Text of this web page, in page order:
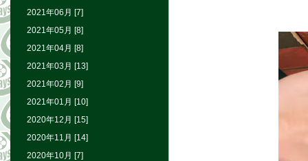
2021年06月 [7]
2021年05月 [8]
2021年04月 [8]
2021年03月 [13]
2021年02月 [9]
2021年01月 [10]
2020年12月 [15]
2020年11月 [14]
2020年10月 [7]